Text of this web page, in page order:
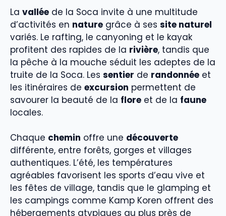
La vallée de la Soca invite à une multitude
d’activités en nature grâce à ses site naturel
variés. Le rafting, le canyoning et le kayak
profitent des rapides de la rivière, tandis que
la pêche à la mouche séduit les adeptes de la
truite de la Soca. Les sentier de randonnée et
les itinéraires de excursion permettent de
savourer la beauté de la flore et de la faune
locales.
Chaque chemin offre une découverte
différente, entre forêts, gorges et villages
authentiques. L’été, les températures
agréables favorisent les sports d’eau vive et
les fêtes de village, tandis que le glamping et
les campings comme Kamp Koren offrent des
hébergements atypiques au plus près de